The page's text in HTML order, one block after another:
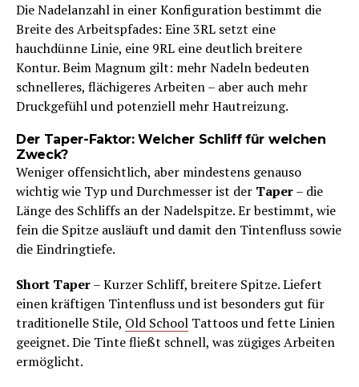
Die Nadelanzahl in einer Konfiguration bestimmt die
Breite des Arbeitspfades: Eine 3RL setzt eine
hauchdünne Linie, eine 9RL eine deutlich breitere
Kontur. Beim Magnum gilt: mehr Nadeln bedeuten
schnelleres, flächigeres Arbeiten – aber auch mehr
Druckgefühl und potenziell mehr Hautreizung.
Der Taper-Faktor: Welcher Schliff für welchen
Zweck?
Weniger offensichtlich, aber mindestens genauso
wichtig wie Typ und Durchmesser ist der Taper– die
Länge des Schliffs an der Nadelspitze. Er bestimmt, wie
fein die Spitze ausläuft und damit den Tintenfluss sowie
die Eindringtiefe.
Short Taper– Kurzer Schliff, breitere Spitze. Liefert
einen kräftigen Tintenfluss und ist besonders gut für
traditionelle Stile, Old School Tattoos und fette Linien
geeignet. Die Tinte fließt schnell, was zügiges Arbeiten
ermöglicht.